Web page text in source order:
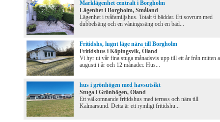
Marklägenhet centralt i Borgholm
Lägenhet i Borgholm, Småland
Lägenhet i tvåfamiljshus. Totalt 6 bäddar. Ett sovrum med
dubbelsäng och en våningssäng och en bäd...
Fritidshs, lugnt läge nära till Borgholm
Fritidshus i Köpingsvik, Öland
Vi hyr ut vår fina stuga månadsvis upp till ett år från mitten
augusti i år och 12 månader. Hus...
hus i grönhögen med havsutsikt
Stuga i Grönhögen, Öland
Ett välkomnande fritidshus med terrass och nära till
Kalmarsund. Detta är ett rymligt fritidshu...